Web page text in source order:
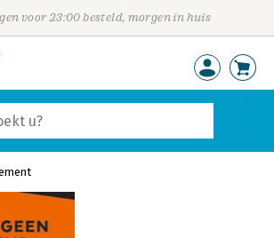
voor 23:00 besteld, morgen in huis